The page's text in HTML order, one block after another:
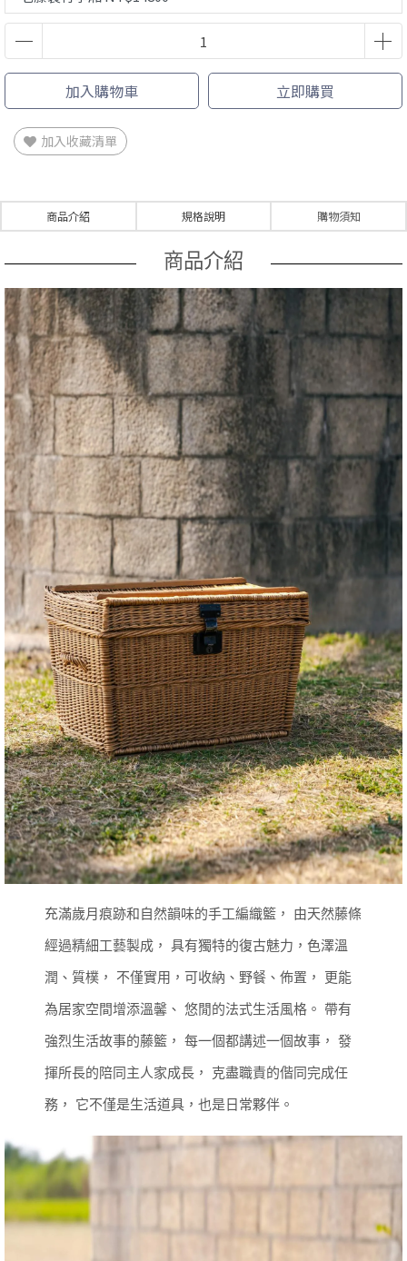
加入購物車 立即購買
加入收藏清單
商品介紹 規格說明 購物須知
商品介紹
充滿歲月痕跡和自然韻味的手工編織籃， 由天然藤條
經過精細工藝製成， 具有獨特的復古魅力，色澤溫
潤、質樸， 不僅實用，可收納、野餐、佈置， 更能
為居家空間增添溫馨、 悠閒的法式生活風格。 帶有
強烈生活故事的藤籃， 每一個都講述一個故事， 發
揮所長的陪同主人家成長， 克盡職責的偕同完成任
務， 它不僅是生活道具，也是日常夥伴。